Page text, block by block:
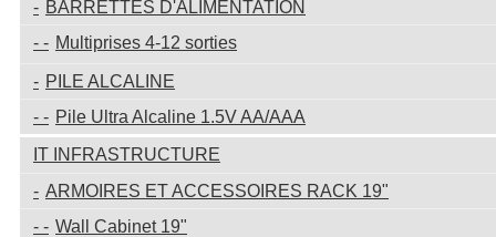
BARRETTES D'ALIMENTATION
Multiprises 4-12 sorties
PILE ALCALINE
Pile Ultra Alcaline 1.5V AA/AAA
IT INFRASTRUCTURE
ARMOIRES ET ACCESSOIRES RACK 19"
Wall Cabinet 19"